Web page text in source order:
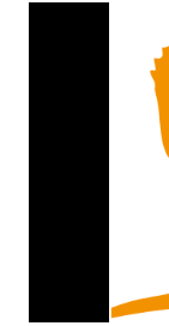
کرد که کپک و